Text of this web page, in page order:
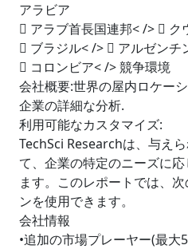
アラビア
 アラブ首長国連邦< />  ク
 ブラジル< />  アルゼンチ
 コロンビア< /> 競争環境
会社概要:世界の屋内ロケー
企業の詳細な分析.
利用可能なカスタマイズ:
TechSci Researchは、与え
て、企業の特定のニーズに
ます。このレポートでは、
ンを使用できます。
会社情報
•追加の市場プレーヤー(最大